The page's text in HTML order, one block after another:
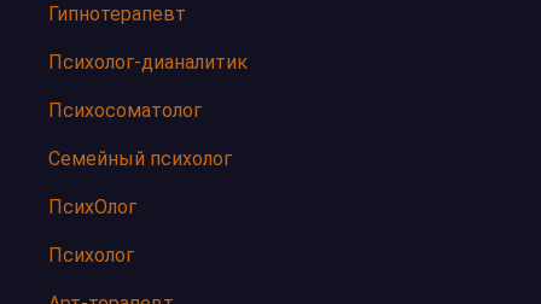
Гипнотерапевт
Психолог-дианалитик
Психосоматолог
Семейный психолог
ПсихОлог
Психолог